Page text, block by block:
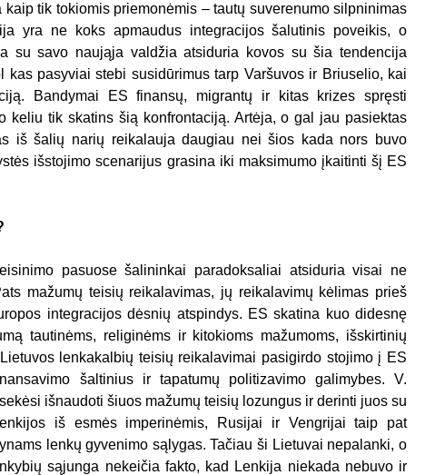
tik tokiomis priemonėmis – tautų suverenumo silpninimas
yra ne koks apmaudus integracijos šalutinis poveikis, o
su savo naująja valdžia atsiduria kovos su šia tendencija
pasyviai stebi susidūrimus tarp Varšuvos ir Briuselio, kai
Bandymai ES finansų, migrantų ir kitas krizes spręsti
keliu tik skatins šią konfrontaciją. Artėja, o gal jau pasiektas
iš šalių narių reikalauja daugiau nei šios kada nors buvo
išstojimo scenarijus grasina iki maksimumo įkaitinti šį ES
pasuose šalininkai paradoksaliai atsiduria visai ne
mažumų teisių reikalavimas, jų reikalavimų kėlimas prieš
integracijos dėsnių atspindys. ES skatina kuo didesnę
tautinėms, religinėms ir kitokioms mažumoms, išskirtinių
lenkakalbių teisių reikalavimai pasigirdo stojimo į ES
šaltinius ir tapatumų politizavimo galimybes. V.
išnaudoti šiuos mažumų teisių lozungus ir derinti juos su
iš esmės imperinėmis, Rusijai ir Vengrijai taip pat
lenkų gyvenimo sąlygas. Tačiau ši Lietuvai nepalanki, o
sąjunga nekeičia fakto, kad Lenkija niekada nebuvo ir